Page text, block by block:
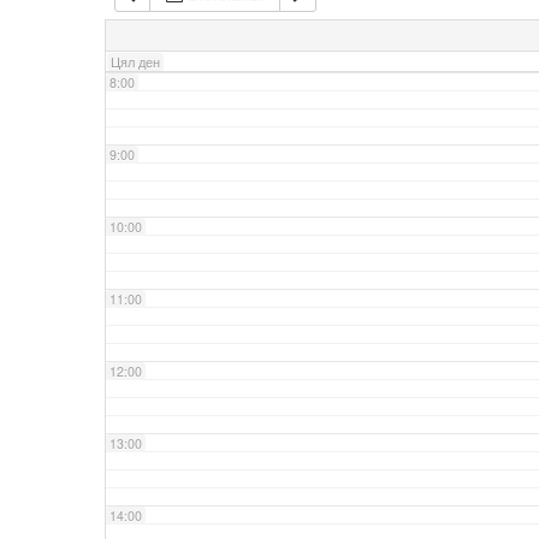
Цял ден
7:00
8:00
9:00
10:00
11:00
12:00
13:00
14:00